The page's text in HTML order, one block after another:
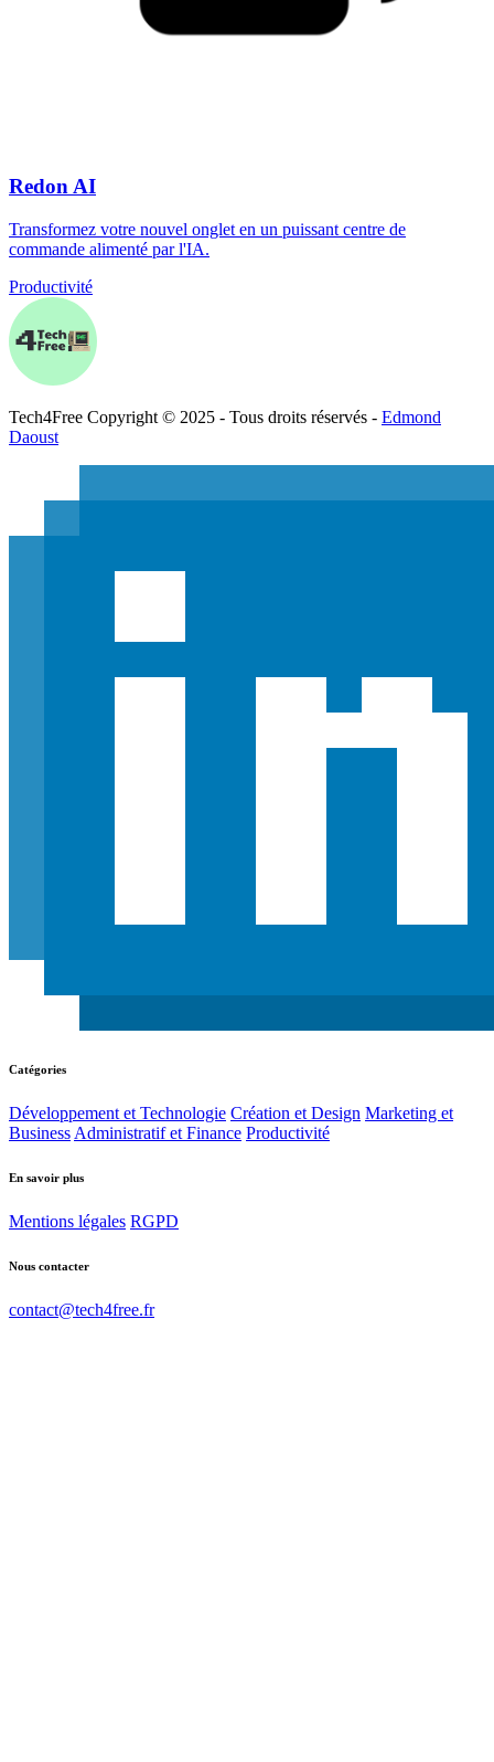
Redon AI
Transformez votre nouvel onglet en un puissant centre de
commande alimenté par l'IA.
Productivité
Tech4Free Copyright © 2025 - Tous droits réservés - Edmond
Daoust
Catégories
Développement et Technologie Création et Design Marketing et
Business Administratif et Finance Productivité
En savoir plus
Mentions légales RGPD
Nous contacter
contact@tech4free.fr